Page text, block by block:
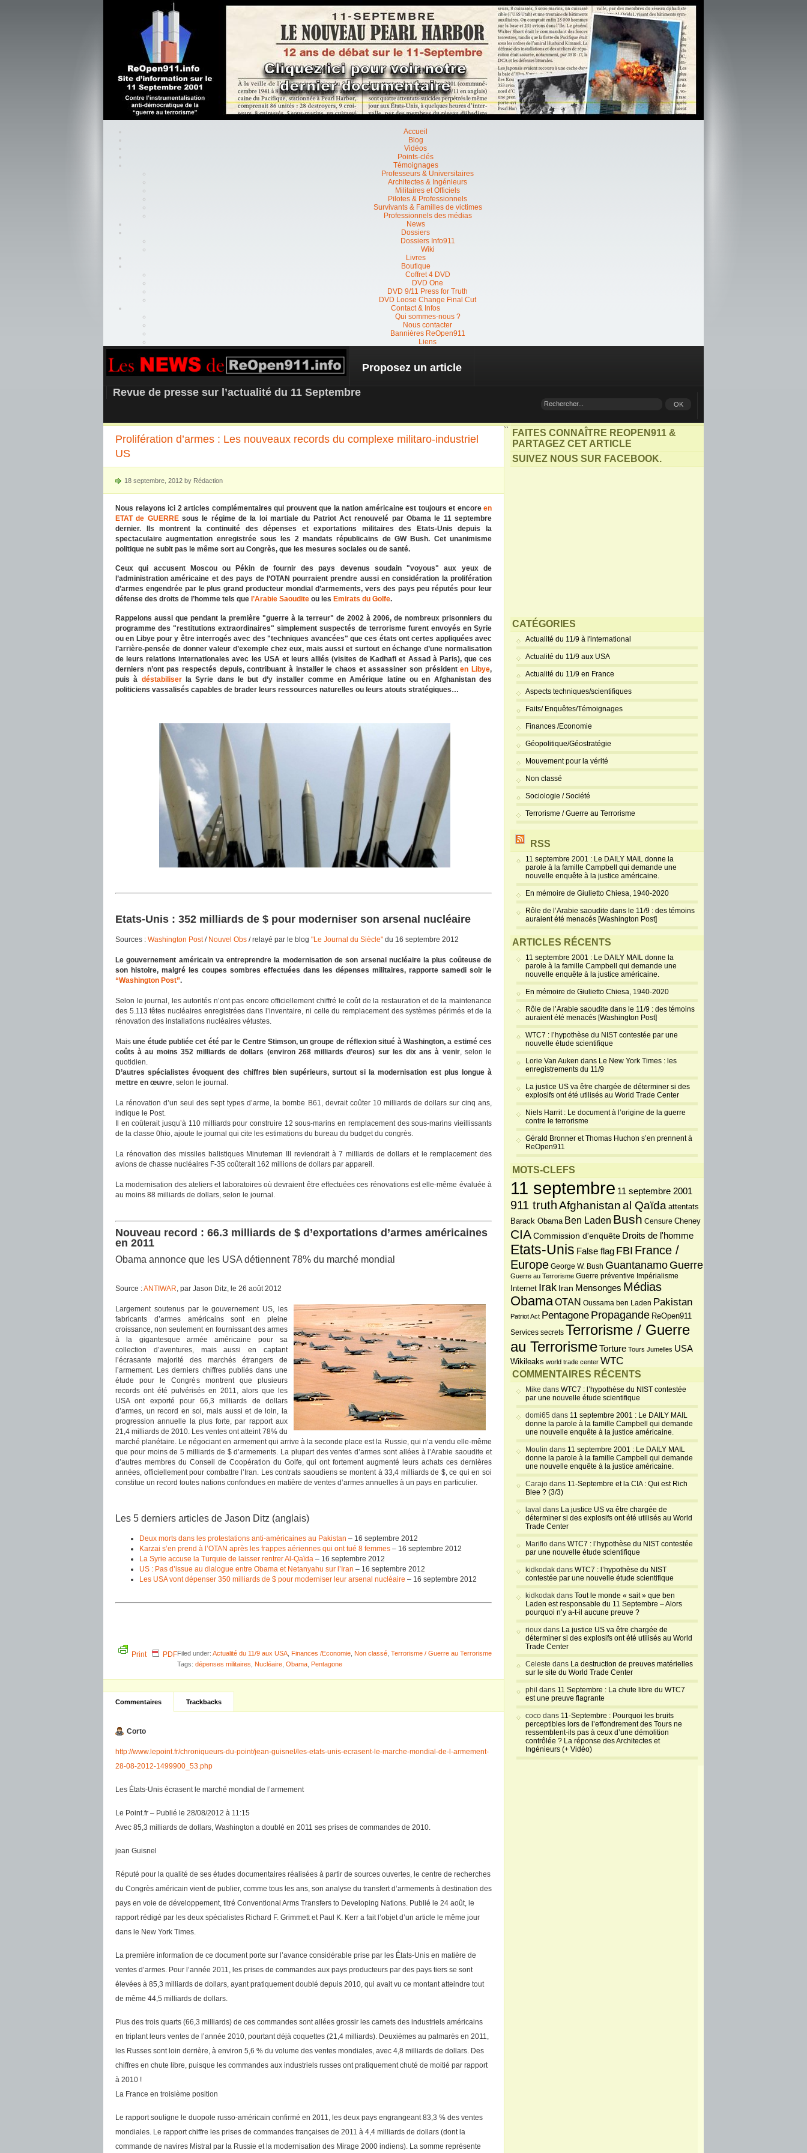
Accueil
Blog
Vidéos
Points-clés
Témoignages
Professeurs & Universitaires
Architectes & Ingénieurs
Militaires et Officiels
Pilotes & Professionnels
Survivants & Familles de victimes
Professionnels des médias
News
Dossiers
Dossiers Info911
Wiki
Livres
Boutique
Coffret 4 DVD
DVD One
DVD 9/11 Press for Truth
DVD Loose Change Final Cut
Contact & Infos
Qui sommes-nous ?
Nous contacter
Bannières ReOpen911
Liens
REOPEN911 – NEWS
Proposez un article
Revue de presse sur l’actualité du 11 Septembre
Prolifération d’armes : Les nouveaux records du complexe militaro-industriel
US
18 septembre, 2012 by Rédaction
Nous relayons ici 2 articles complémentaires qui prouvent que la nation américaine est toujours et encore en
ETAT de GUERREsous le régime de la loi martiale du Patriot Act renouvelé par Obama le 11 septembre
dernier. Ils montrent la continuité des dépenses et exportations militaires des Etats-Unis depuis la
spectaculaire augmentation enregistrée sous les 2 mandats républicains de GW Bush. Cet unanimisme
politique ne subit pas le même sort au Congrès, que les mesures sociales ou de santé.
Ceux qui accusent Moscou ou Pékin de fournir des pays devenus soudain "voyous" aux yeux de
l’administration américaine et des pays de l’OTAN pourraient prendre aussi en considération la prolifération
d’armes engendrée par le plus grand producteur mondial d’armements, vers des pays peu réputés pour leur
défense des droits de l’homme tels que l’Arabie Saoudite ou les Emirats du Golfe.
Rappelons aussi que pendant la première "guerre à la terreur" de 2002 à 2006, de nombreux prisonniers du
programme des "restitutions extraordinaires" simplement suspectés de terrorisme furent envoyés en Syrie
ou en Libye pour y être interrogés avec des "techniques avancées" que ces états ont certes appliquées avec
l’arrière-pensée de donner valeur d’exemple chez eux, mais aussi et surtout en échange d’une normalisation
de leurs relations internationales avec les USA et leurs alliés (visites de Kadhafi et Assad à Paris), que ces
derniers n’ont pas respectés depuis, contribuant à installer le chaos et assassiner son présidenten Libye,
puis à déstabiliserla Syrie dans le but d’y installer comme en Amérique latine ou en Afghanistan des
politiciens vassalisés capables de brader leurs ressources naturelles ou leurs atouts stratégiques…
Etats-Unis : 352 milliards de $ pour moderniser son arsenal nucléaire
Sources : Washington Post/ Nouvel Obs / relayé par le blog "Le Journal du Siècle" du 16 septembre 2012
Le gouvernement américain va entreprendre la modernisation de son arsenal nucléaire la plus coûteuse de
son histoire, malgré les coupes sombres effectuées dans les dépenses militaires, rapporte samedi soir le
“Washington Post”.
Selon le journal, les autorités n’ont pas encore officiellement chiffré le coût de la restauration et de la maintenance
des 5.113 têtes nucléaires enregistrées dans l’inventaire, ni celle du remplacement des systèmes périmés et de la
rénovation des installations nucléaires vétustes.
Mais une étude publiée cet été par le Centre Stimson, un groupe de réflexion situé à Washington, a estimé ces
coûts à au moins 352 milliards de dollars (environ 268 milliards d’euros) sur les dix ans à venir, selon le
quotidien.
D’autres spécialistes évoquent des chiffres bien supérieurs, surtout si la modernisation est plus longue à
mettre en œuvre, selon le journal.
La rénovation d’un seul des sept types d’arme, la bombe B61, devrait coûter 10 milliards de dollars sur cinq ans,
indique le Post.
Il en coûterait jusqu’à 110 milliards pour construire 12 sous-marins en remplacement des sous-marins vieillissants
de la classe 0hio, ajoute le journal qui cite les estimations du bureau du budget du congrès.
La rénovation des missiles balistiques Minuteman III reviendrait à 7 milliards de dollars et le remplacement des
avions de chasse nucléaires F-35 coûterait 162 millions de dollars par appareil.
La modernisation des ateliers et laboratoires où devraient être effectuées ces rénovations est elle-même évaluée à
au moins 88 milliards de dollars, selon le journal.
Nouveau record : 66.3 milliards de $ d’exportations d’armes américaines
en 2011
Obama annonce que les USA détiennent 78% du marché mondial
Source :ANTIWAR, par Jason Ditz, le 26 août 2012
Largement soutenus par le gouvernement US, les
fabricants d’armes américains sont en pleine
croissance, non seulement en fournissant des armes
à la gigantesque armée américaine pour sa
collection d’aventures, mais aussi en captant
l’écrasante majorité des marchés étrangers de
l’armement. Les derniers chiffres publiés dans une
étude pour le Congrès montrent que plusieurs
records ont été pulvérisés en 2011, alors que les
USA ont exporté pour 66,3 milliards de dollars
d’armes, un record en soi, mais aussi et de loin, la
progression annuelle la plus forte, par rapport aux
21,4 milliards de 2010. Les ventes ont atteint 78% du
marché planétaire. Le négociant en armement qui arrive à la seconde place est la Russie, qui n’a vendu elle-même
que pour moins de 5 milliards de $ d’armements. La plupart des ventes d’armes sont allées à l’Arabie saoudite et
d’autres membres du Conseil de Coopération du Golfe, qui ont fortement augmenté leurs achats ces dernières
années, officiellement pour combattre l’Iran. Les contrats saoudiens se montent à 33,4 milliards de $, ce qui en soi
constitue un record toutes nations confondues en matière de ventes d’armes annuelles à un pays en particulier.
Les 5 derniers articles de Jason Ditz (anglais)
Deux morts dans les protestations anti-américaines au Pakistan – 16 septembre 2012
Karzai s’en prend à l’OTAN après les frappes aériennes qui ont tué 8 femmes – 16 septembre 2012
La Syrie accuse la Turquie de laisser rentrer Al-Qaïda – 16 septembre 2012
US : Pas d’issue au dialogue entre Obama et Netanyahu sur l’Iran – 16 septembre 2012
Les USA vont dépenser 350 milliards de $ pour moderniser leur arsenal nucléaire – 16 septembre 2012
Print PDFFiled under: Actualité du 11/9 aux USA Finances /Economie Non classé Terrorisme / Guerre au Terrorisme
Tags: dépenses militaires Nucléaire Obama Pentagone
Commentaires Trackbacks
Corto
http://www.lepoint.fr/chroniqueurs-du-point/jean-guisnel/les-etats-unis-ecrasent-le-marche-mondial-de-l-armement-
28-08-2012-1499900_53.php
Les États-Unis écrasent le marché mondial de l’armement
Le Point.fr – Publié le 28/08/2012 à 11:15
Avec 85,3 milliards de dollars, Washington a doublé en 2011 ses prises de commandes de 2010.
jean Guisnel
Réputé pour la qualité de ses études documentaires réalisées à partir de sources ouvertes, le centre de recherches
du Congrès américain vient de publier, comme tous les ans, son analyse du transfert d’armements à destination des
pays en voie de développement, titré Conventional Arms Transfers to Developing Nations. Publié le 24 août, le
rapport rédigé par les deux spécialistes Richard F. Grimmett et Paul K. Kerr a fait l’objet d’un article le même jour
dans le New York Times.
La première information de ce document porte sur l’avance considérable prise par les États-Unis en matière de
ventes d’armes. Pour l’année 2011, les prises de commandes aux pays producteurs par des pays tiers se sont
élevées à 85,3 milliards de dollars, ayant pratiquement doublé depuis 2010, qui avait vu ce montant atteindre tout
de même 44,5 milliards de dollars.
Plus des trois quarts (66,3 milliards) de ces commandes sont allées grossir les carnets des industriels américains
en triplant leurs ventes de l’année 2010, pourtant déjà coquettes (21,4 milliards). Deuxièmes au palmarès en 2011,
les Russes sont loin derrière, à environ 5,6 % du volume des ventes mondiales, avec 4,8 milliards de dollars. Des
chiffres en chute libre, puisque les commandes aux industriels russes ont pratiquement chuté de moitié par rapport
à 2010 !
La France en troisième position
Le rapport souligne le duopole russo-américain confirmé en 2011, les deux pays engrangeant 83,3 % des ventes
mondiales. Le rapport chiffre les prises de commandes françaises de 2011 à 4,4 milliards de dollars (dont la
commande de navires Mistral par la Russie et la modernisation des Mirage 2000 indiens). La somme représente
``
FAITES CONNAÎTRE REOPEN911 &
PARTAGEZ CET ARTICLE
SUIVEZ NOUS SUR FACEBOOK.
CATÉGORIES
Actualité du 11/9 à l'international
Actualité du 11/9 aux USA
Actualité du 11/9 en France
Aspects techniques/scientifiques
Faits/ Enquêtes/Témoignages
Finances /Economie
Géopolitique/Géostratégie
Mouvement pour la vérité
Non classé
Sociologie / Société
Terrorisme / Guerre au Terrorisme
RSS
11 septembre 2001 : Le DAILY MAIL donne la
parole à la famille Campbell qui demande une
nouvelle enquête à la justice américaine.
En mémoire de Giulietto Chiesa, 1940-2020
Rôle de l’Arabie saoudite dans le 11/9 : des témoins
auraient été menacés [Washington Post]
ARTICLES RÉCENTS
11 septembre 2001 : Le DAILY MAIL donne la
parole à la famille Campbell qui demande une
nouvelle enquête à la justice américaine.
En mémoire de Giulietto Chiesa, 1940-2020
Rôle de l’Arabie saoudite dans le 11/9 : des témoins
auraient été menacés [Washington Post]
WTC7 : l’hypothèse du NIST contestée par une
nouvelle étude scientifique
Lorie Van Auken dans Le New York Times : les
enregistrements du 11/9
La justice US va être chargée de déterminer si des
explosifs ont été utilisés au World Trade Center
Niels Harrit : Le document à l’origine de la guerre
contre le terrorisme
Gérald Bronner et Thomas Huchon s’en prennent à
ReOpen911
MOTS-CLEFS
11 septembre 11 septembre 2001
911 truthAfghanistanal Qaïda attentats
Barack Obama Ben Laden Bush Censure Cheney
CIA Commission d'enquête Droits de l'homme
Etats-Unis False flag FBI France /
Europe George W. Bush Guantanamo Guerre
Guerre au Terrorisme Guerre préventive Impérialisme
Internet Irak Iran Mensonges Médias
ObamaOTAN Oussama ben Laden Pakistan
Patriot Act Pentagone Propagande ReOpen911
Services secrets Terrorisme / Guerre
au TerrorismeTorture Tours Jumelles USA
Wikileaks world trade center WTC
COMMENTAIRES RÉCENTS
Mike dans WTC7 : l’hypothèse du NIST contestée
par une nouvelle étude scientifique
domi65 dans 11 septembre 2001 : Le DAILY MAIL
donne la parole à la famille Campbell qui demande
une nouvelle enquête à la justice américaine.
Moulin dans 11 septembre 2001 : Le DAILY MAIL
donne la parole à la famille Campbell qui demande
une nouvelle enquête à la justice américaine.
Carajo dans 11-Septembre et la CIA : Qui est Rich
Blee ? (3/3)
laval dans La justice US va être chargée de
déterminer si des explosifs ont été utilisés au World
Trade Center
Mariflo dans WTC7 : l’hypothèse du NIST contestée
par une nouvelle étude scientifique
kidkodak dans WTC7 : l’hypothèse du NIST
contestée par une nouvelle étude scientifique
kidkodak dans Tout le monde « sait » que ben
Laden est responsable du 11 Septembre – Alors
pourquoi n’y a-t-il aucune preuve ?
rioux dans La justice US va être chargée de
déterminer si des explosifs ont été utilisés au World
Trade Center
Celeste dans La destruction de preuves matérielles
sur le site du World Trade Center
phil dans 11 Septembre : La chute libre du WTC7
est une preuve flagrante
coco dans 11-Septembre : Pourquoi les bruits
perceptibles lors de l’effondrement des Tours ne
ressemblent-ils pas à ceux d’une démolition
contrôlée ? La réponse des Architectes et
Ingénieurs (+ Vidéo)